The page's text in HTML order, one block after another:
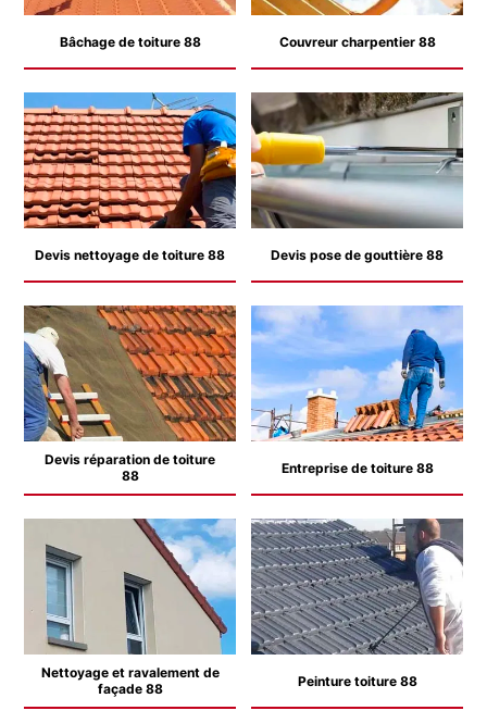
Bâchage de toiture 88 Couvreur charpentier 88
Devis nettoyage de toiture 88 Devis pose de gouttière 88
Devis réparation de toiture
88
Entreprise de toiture 88
Nettoyage et ravalement de
façade 88
Peinture toiture 88